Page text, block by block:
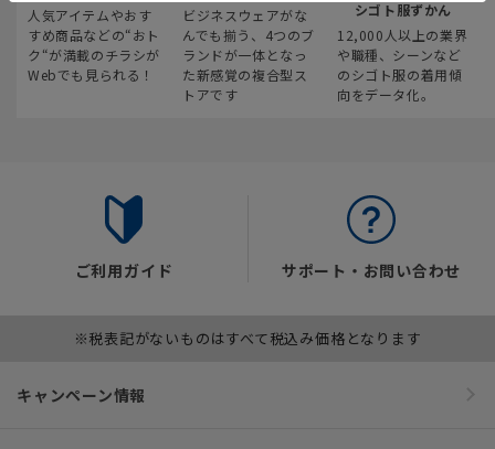
人気アイテムやおす
すめ商品などの“おト
ク“が満載のチラシが
Webでも見られる！
ビジネスウェアがな
んでも揃う、4つのブ
ランドが一体となっ
た新感覚の複合型ス
トアです
シゴト服ずかん
12,000人以上の業界
や職種、シーンなど
のシゴト服の着用傾
向をデータ化。
ご利用ガイド サポート・お問い合わせ
※税表記がないものはすべて税込み価格となります
キャンペーン情報